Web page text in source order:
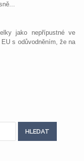
jako nepřípustné ve
s odůvodněním, že na